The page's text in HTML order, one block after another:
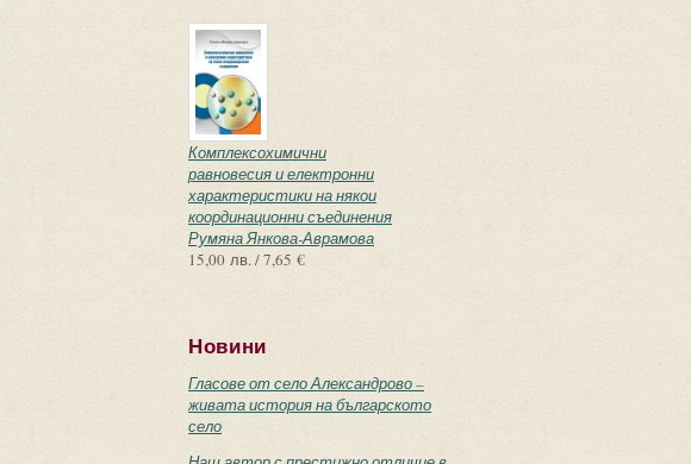
Комплексохимични
равновесия и електронни
характеристики на някои
координационни съединения
Румяна Янкова-Аврамова
15,00 лв. / 7,65 €
Новини
Гласове от село Александрово –
живата история на българското
село